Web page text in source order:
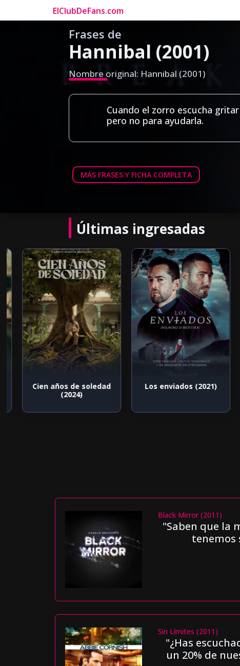
ElClubDeFans.com
Frases de
Hannibal (2001)
Nombre original: Hannibal (2001)
Cuando el zorro escucha
pero no para ayudarla.
MÁS FRASES Y FICHA COMPLETA
Últimas ingresadas
Cien años de soledad
(2024)
Los enviados (2021)
Black Mirror (2011)
"Saben que la
tenemos
Sin Límites (2011)
"¿Has
un 20% de